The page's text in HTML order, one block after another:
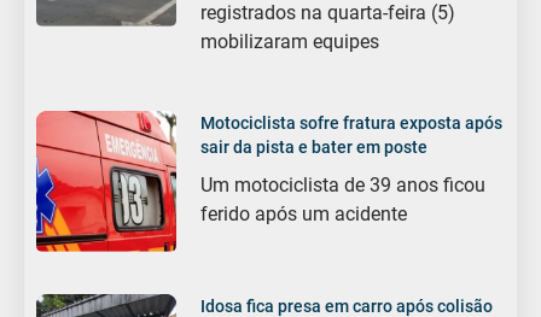
registrados na quarta-feira (5)
mobilizaram equipes
Motociclista sofre fratura exposta após
sair da pista e bater em poste
Um motociclista de 39 anos ficou
ferido após um acidente
Idosa fica presa em carro após colisão